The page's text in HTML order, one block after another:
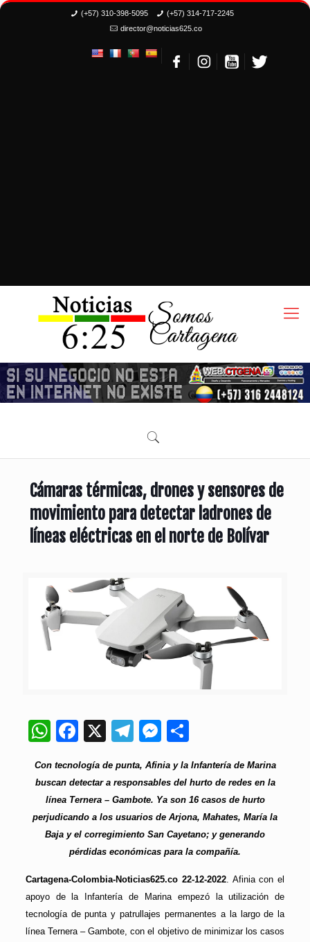
(+57) 310-398-5095
(+57) 314-717-2245
director@noticias625.co
Cámaras térmicas, drones y sensores de
movimiento para detectar ladrones de
líneas eléctricas en el norte de Bolívar
WhatsApp
Facebook
X Telegram
Messenger
Con tecnología de punta, Afinia y la Infantería de Marina
buscan detectar a responsables del hurto de redes en la
línea Ternera – Gambote. Ya son 16 casos de hurto
perjudicando a los usuarios de Arjona, Mahates, María la
Baja y el corregimiento San Cayetano; y generando
pérdidas económicas para la compañía.
Cartagena-Colombia-Noticias625.co 22-12-2022. Afinia con el
apoyo de la Infantería de Marina empezó la utilización de
tecnología de punta y patrullajes permanentes a la largo de la
línea Ternera – Gambote, con el objetivo de minimizar los casos